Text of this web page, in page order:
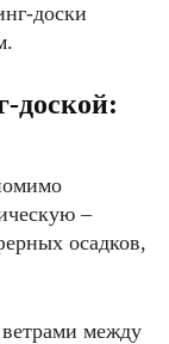
доски
доской:
–
осадков,
между